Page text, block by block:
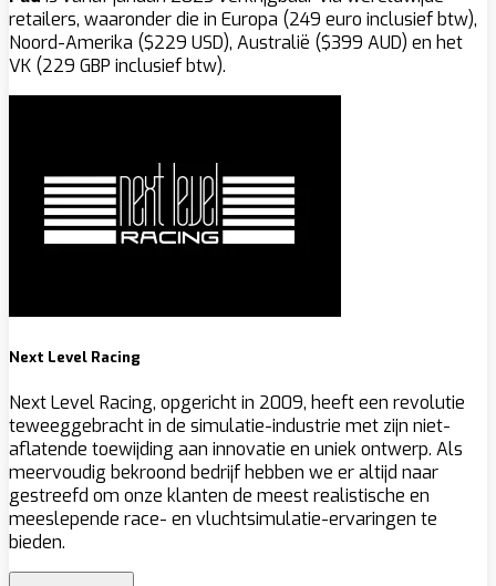
retailers, waaronder die in Europa (249 euro inclusief btw),
Noord-Amerika ($229 USD), Australië ($399 AUD) en het
VK (229 GBP inclusief btw).
Next Level Racing
Next Level Racing, opgericht in 2009, heeft een revolutie
teweeggebracht in de simulatie-industrie met zijn niet-
aflatende toewijding aan innovatie en uniek ontwerp. Als
meervoudig bekroond bedrijf hebben we er altijd naar
gestreefd om onze klanten de meest realistische en
meeslepende race- en vluchtsimulatie-ervaringen te
bieden.